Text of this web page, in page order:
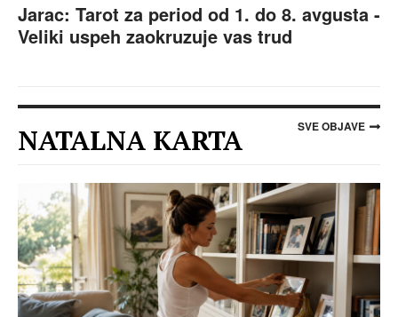
Jarac: Tarot za period od 1. do 8. avgusta -
Veliki uspeh zaokruzuje vas trud
NATALNA KARTA SVE OBJAVE